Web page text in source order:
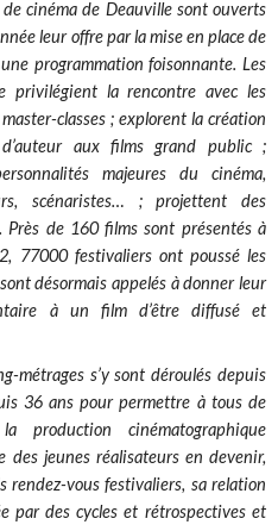
cinéma de Deauville sont ouverts
leur offre par la mise en place de
programmation foisonnante. Les
privilégient la rencontre avec les
classes ; explorent la création
aux films grand public ;
majeures du cinéma,
scénaristes… ; projettent des
Près de 160 films sont présentés à
77000 festivaliers ont poussé les
désormais appelés à donner leur
à un film d’être diffusé et
métrages s’y sont déroulés depuis
36 ans pour permettre à tous de
production cinématographique
des jeunes réalisateurs en devenir,
rendez-vous festivaliers, sa relation
par des cycles et rétrospectives et